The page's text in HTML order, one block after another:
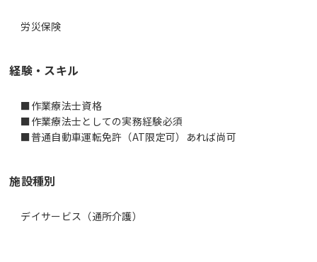
労災保険
経験・スキル
■作業療法士資格
■作業療法士としての実務経験必須
施設種別
デイサービス（通所介護）